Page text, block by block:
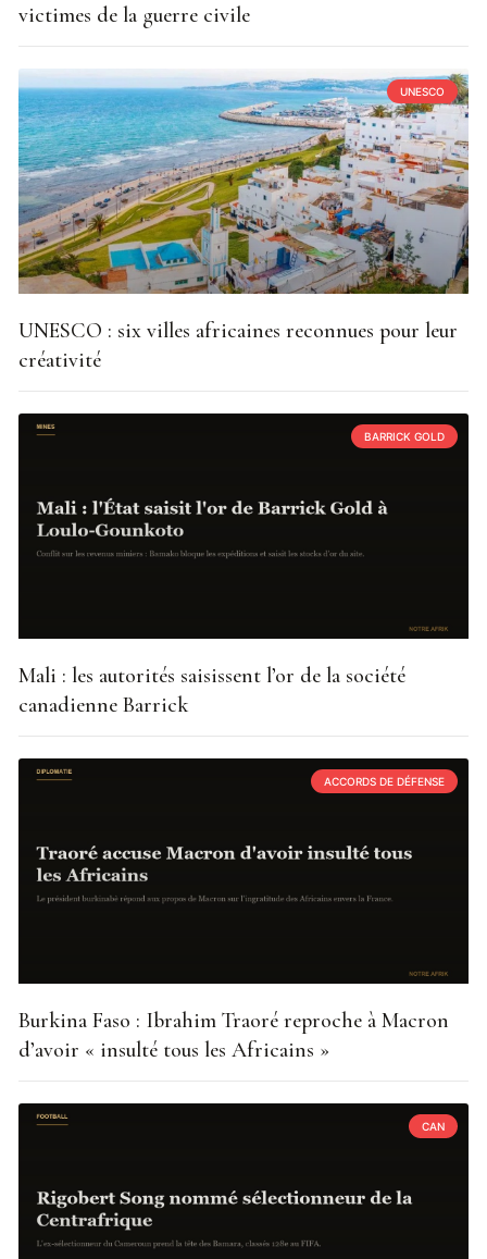
victimes de la guerre civile
UNESCO
UNESCO : six villes africaines reconnues pour leur
créativité
BARRICK GOLD
Mali : les autorités saisissent l’or de la société
canadienne Barrick
ACCORDS DE DÉFENSE
Burkina Faso : Ibrahim Traoré reproche à Macron
d’avoir « insulté tous les Africains »
CAN